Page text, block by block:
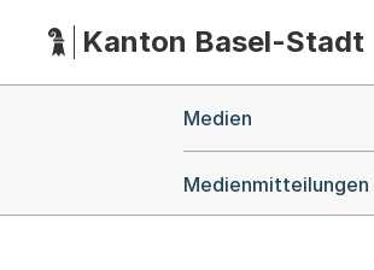
HauptnavigationKanton Basel-Stadt
Medien
Medienmitteilungen